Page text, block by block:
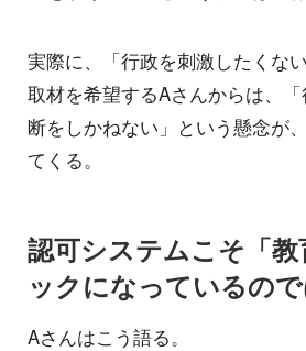
実際に、「行政を刺激したくな
取材を希望するAさんからは、
断をしかねない」という懸念が
てくる。
認可システムこそ「
ックになっているの
Aさんはこう語る。